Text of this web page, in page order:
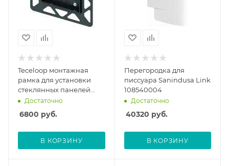
Teceloop монтажная
рамка для установки
стеклянных панелей
Urinal 9.242.647 (9242647)
Достаточно
6800 руб.
В КОРЗИНУ
Перегородка для
писсуара Sanindusa Link
108540004
Достаточно
40320 руб.
В КОРЗИНУ